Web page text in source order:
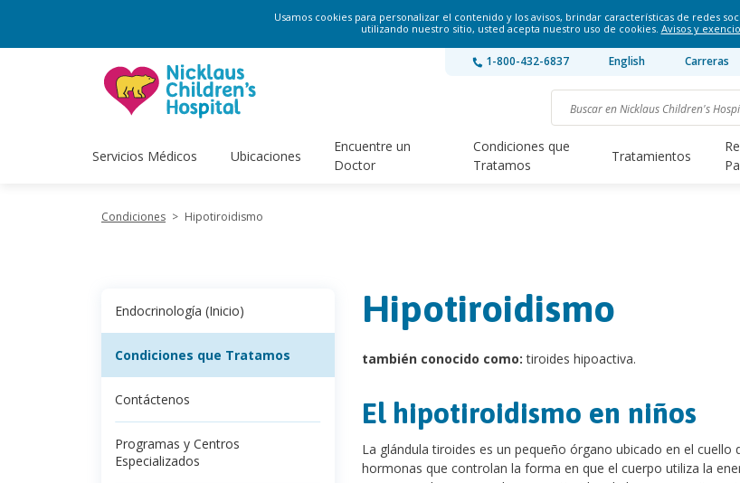
Usamos cookies para personalizar el contenido y los avisos, brindar características de redes
utilizando nuestro sitio, usted acepta nuestro uso de cookies. Avisos y
1-800-432-6837 English Carreras
Servicios Médicos Ubicaciones
Encuentre un
Doctor
Condiciones que
Tratamos
Tratamientos
Condiciones > Hipotiroidismo
Endocrinología (Inicio)
Condiciones que Tratamos
Contáctenos
Programas y Centros
Especializados
Hipotiroidismo
también conocido como: tiroides hipoactiva.
El hipotiroidismo en niños
La glándula tiroides es un pequeño órgano ubicado en el cuello
hormonas que controlan la forma en que el cuerpo utiliza la